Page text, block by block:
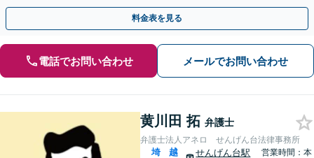
イスをいたします【初回面談無料】
料金表を見る
電話でお問い合わせ メールでお問い合わせ
黄川田 拓 弁護士
弁護士法人アネロ せんげん台法律事務所
埼
越
せんげん台駅
営業時間：本